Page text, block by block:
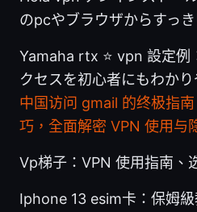
のpcやブラウザからすっ
Yamaha rtx ⭐ vpn 設定例
クセスを初心者にもわか
中国访问 gmail 的终极指
巧，全面解密 VPN 使用与
Vp梯子：VPN 使用指南、
Iphone 13 esim卡：保姆